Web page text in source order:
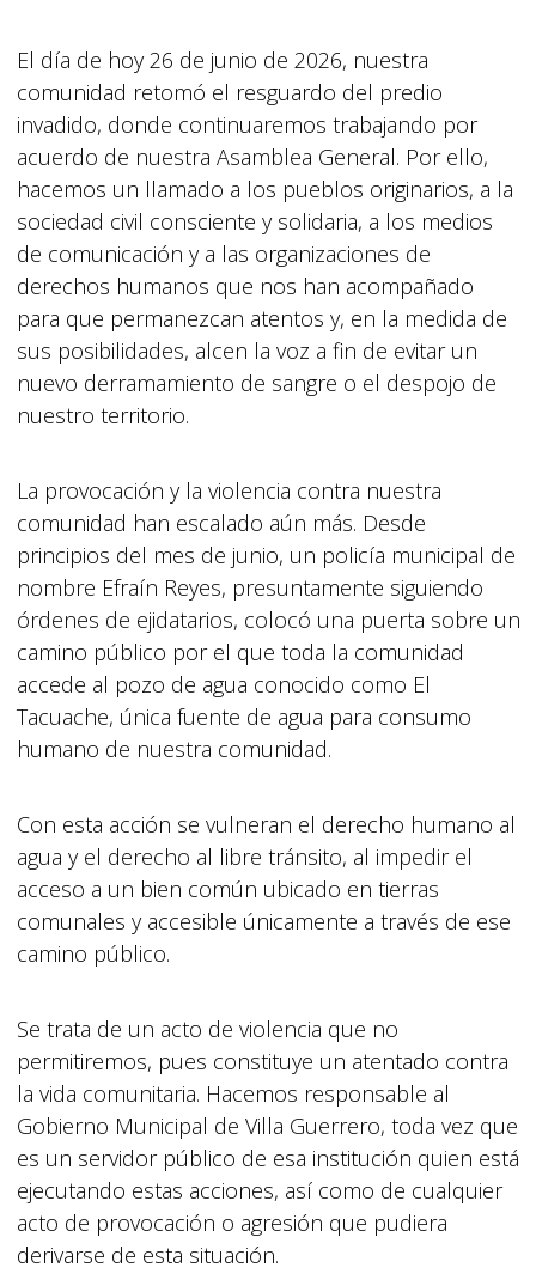
El día de hoy 26 de junio de 2026, nuestra
comunidad retomó el resguardo del predio
invadido, donde continuaremos trabajando por
acuerdo de nuestra Asamblea General. Por ello,
hacemos un llamado a los pueblos originarios, a la
sociedad civil consciente y solidaria, a los medios
de comunicación y a las organizaciones de
derechos humanos que nos han acompañado
para que permanezcan atentos y, en la medida de
sus posibilidades, alcen la voz a fin de evitar un
nuevo derramamiento de sangre o el despojo de
nuestro territorio.
La provocación y la violencia contra nuestra
comunidad han escalado aún más. Desde
principios del mes de junio, un policía municipal de
nombre Efraín Reyes, presuntamente siguiendo
órdenes de ejidatarios, colocó una puerta sobre un
camino público por el que toda la comunidad
accede al pozo de agua conocido como El
Tacuache, única fuente de agua para consumo
humano de nuestra comunidad.
Con esta acción se vulneran el derecho humano al
agua y el derecho al libre tránsito, al impedir el
acceso a un bien común ubicado en tierras
comunales y accesible únicamente a través de ese
camino público.
Se trata de un acto de violencia que no
permitiremos, pues constituye un atentado contra
la vida comunitaria. Hacemos responsable al
Gobierno Municipal de Villa Guerrero, toda vez que
es un servidor público de esa institución quien está
ejecutando estas acciones, así como de cualquier
acto de provocación o agresión que pudiera
derivarse de esta situación.